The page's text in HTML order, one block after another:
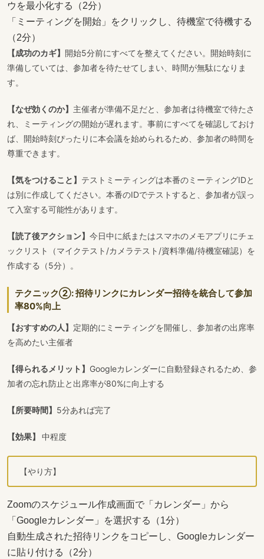
ウを最小化する（2分）
「ミーティングを開始」をクリックし、待機室で待機する
（2分）
【成功のカギ】 開始5分前にすべてを整えてください。開始時刻に
準備していては、参加者を待たせてしまい、時間が無駄になりま
す。
【なぜ効くのか】 主催者が準備不足だと、参加者は待機室で待たさ
れ、ミーティングの開始が遅れます。事前にすべてを確認しておけ
ば、開始時刻ぴったりに本会議を始められるため、参加者の時間を
尊重できます。
【気をつけること】 テストミーティングは本番のミーティングIDと
は別に作成してください。本番のIDでテストすると、参加者が誤っ
て入室する可能性があります。
【読了後アクション】 今日中に紙またはスマホのメモアプリにチェ
ックリスト（マイクテスト/カメラテスト/資料準備/待機室確認）を
作成する（5分）。
テクニック②: 招待リンクにカレンダー招待を統合して参加
率80%向上
【おすすめの人】 定期的にミーティングを開催し、参加者の出席率
を高めたい主催者
【得られるメリット】 Googleカレンダーに自動登録されるため、参
加者の忘れ防止と出席率が80%に向上する
【所要時間】 5分あれば完了
【効果】 中程度
【やり方】
Zoomのスケジュール作成画面で「カレンダー」から
「Googleカレンダー」を選択する（1分）
自動生成された招待リンクをコピーし、Googleカレンダー
に貼り付ける（2分）